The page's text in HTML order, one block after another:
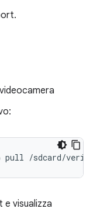
e visualizza